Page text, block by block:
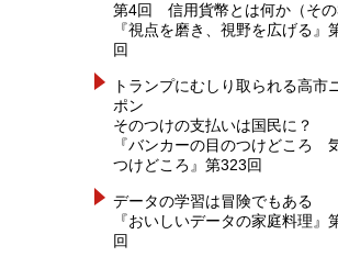
第4回 信用貨幣とは何か（その
『視点を磨き、視野を広げる』
回
トランプにむしり取られる高市
ポン
そのつけの支払いは国民に？
『バンカーの目のつけどころ
つけどころ』第323回
データの学習は冒険でもある
『おいしいデータの家庭料理』
回